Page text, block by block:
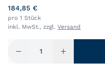
184,85 €
pro 1 Stück
inkl. MwSt., zzgl. Versand